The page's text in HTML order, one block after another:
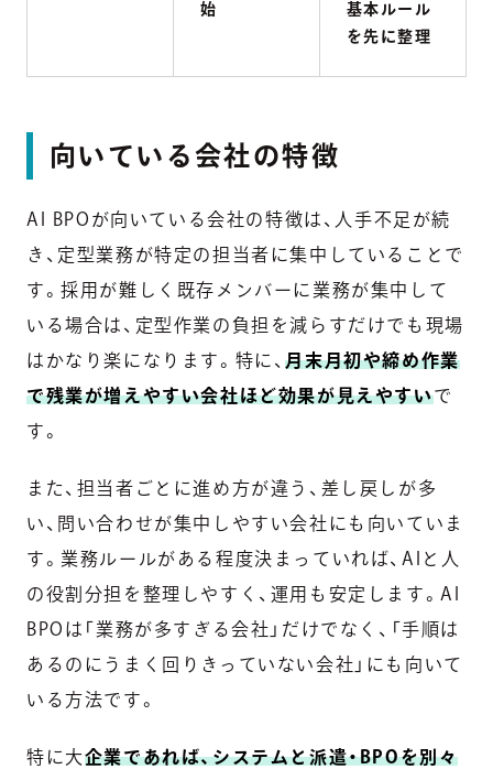
始
基本ルール
を先に整理
向いている会社の特徴
AI BPOが向いている会社の特徴は、人手不足が続
き、定型業務が特定の担当者に集中していることで
す。採用が難しく既存メンバーに業務が集中して
いる場合は、定型作業の負担を減らすだけでも現場
はかなり楽になります。特に、月末月初や締め作業
で残業が増えやすい会社ほど効果が見えやすいで
す。
また、担当者ごとに進め方が違う、差し戻しが多
い、問い合わせが集中しやすい会社にも向いていま
す。業務ルールがある程度決まっていれば、AIと人
の役割分担を整理しやすく、運用も安定します。AI
BPOは「業務が多すぎる会社」だけでなく、「手順は
あるのにうまく回りきっていない会社」にも向いて
いる方法です。
特に大企業であれば、システムと派遣・BPOを別々